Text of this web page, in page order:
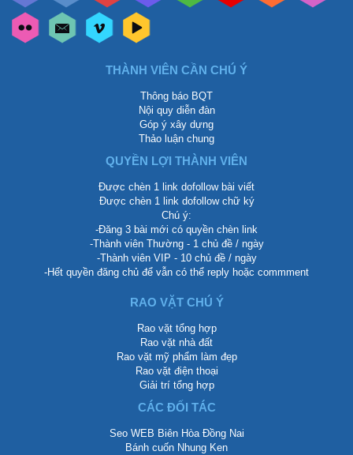
THÀNH VIÊN CẦN CHÚ Ý
Thông báo BQT
Nội quy diễn đàn
Góp ý xây dựng
Thảo luận chung
QUYỀN LỢI THÀNH VIÊN
Được chèn 1 link dofollow bài viết
Được chèn 1 link dofollow chữ ký
Chú ý:
-Đăng 3 bài mới có quyền chèn link
-Thành viên Thường - 1 chủ đề / ngày
-Thành viên VIP - 10 chủ đề / ngày
-Hết quyền đăng chủ để vẫn có thể reply hoặc commment
RAO VẶT CHÚ Ý
Rao vặt tổng hợp
Rao vặt nhà đất
Rao vặt mỹ phẩm làm đẹp
Rao vặt điện thoại
Giải trí tổng hợp
CÁC ĐỐI TÁC
Seo WEB Biên Hòa Đồng Nai
Bánh cuốn Nhung Ken